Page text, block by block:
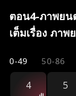
ตอน4-ภาพย
เต็มเรื่อง ภาพ
0-49 50-86
4 5